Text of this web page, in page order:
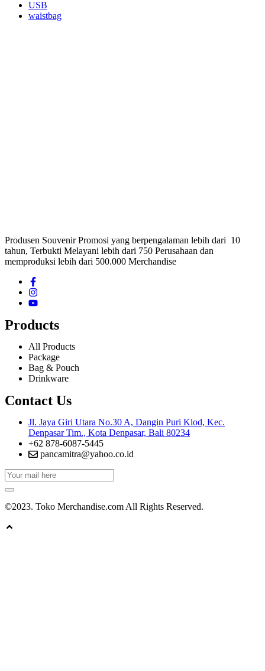
USB
waistbag
Produsen Souvenir Promosi yang berpengalaman lebih dari 10
tahun, Terbukti Melayani lebih dari 750 Perusahaan dan
memproduksi lebih dari 500.000 Merchandise
Products
All Products
Package
Bag & Pouch
Drinkware
Contact Us
Jl. Jaya Giri Utara No.30 A, Dangin Puri Klod, Kec.
Denpasar Tim., Kota Denpasar, Bali 80234
+62 878-6087-5445
pancamitra@yahoo.co.id
©2023. Toko Merchandise.com All Rights Reserved.